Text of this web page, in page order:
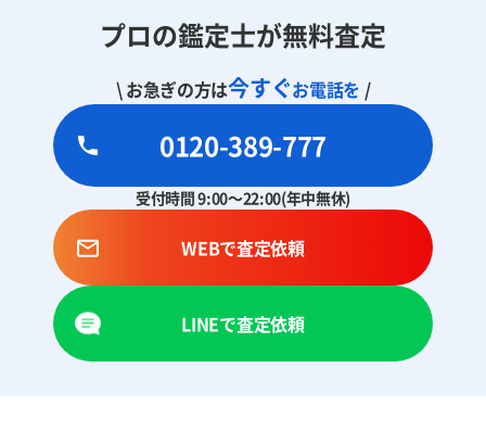
プロの鑑定士が無料査定
\ お急ぎの方は今すぐお電話を /
0120-389-777
受付時間 9:00～22:00(年中無休)
WEBで査定依頼
LINEで査定依頼